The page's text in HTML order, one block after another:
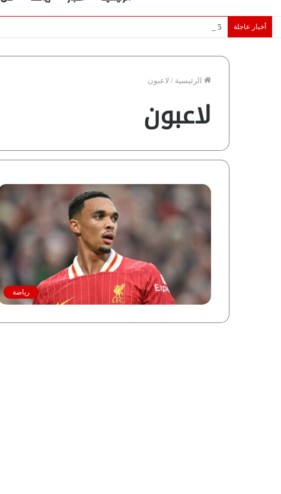
أخبار عاجلة 5 نجوم عرب يخطفون الأضواء بسوق الانتقالات الأوروبية 2026.. “رؤية” تكشف التفاصيل | إنفوجراف
الرئيسية / لاعبون
لاعبون
رياضة